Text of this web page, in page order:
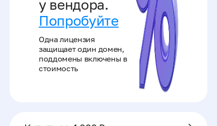
у вендора.
Попробуйте
Одна лицензия
защищает один домен,
поддомены включены в
стоимость